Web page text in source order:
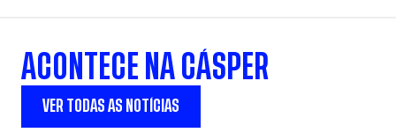
ACONTECE NA CÁSPER
VER TODAS AS NOTÍCIAS